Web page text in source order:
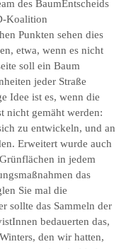
des BaumEntscheids
Koalition
Punkten sehen dies
etwa, wenn es nicht
soll ein Baum
jeder Straße
Idee ist es, wenn die
nicht gemäht werden:
zu entwickeln, und an
Erweitert wurde auch
in jedem
das
Sie mal die
sollte das Sammeln der
bedauerten das,
den wir hatten,